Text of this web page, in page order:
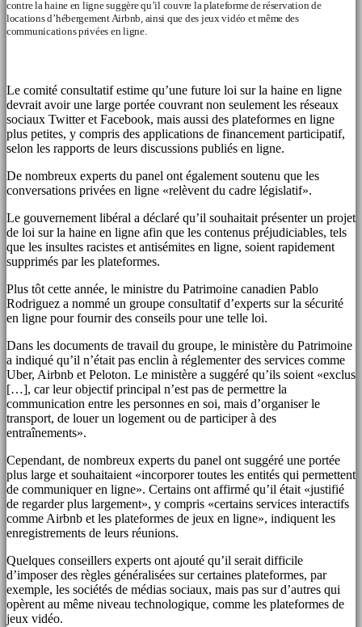
contre la haine en ligne suggère qu’il couvre la plateforme de réservation de
locations d’hébergement Airbnb, ainsi que des jeux vidéo et même des
communications privées en ligne.
Le comité consultatif estime qu’une future loi sur la haine en ligne
devrait avoir une large portée couvrant non seulement les réseaux
sociaux Twitter et Facebook, mais aussi des plateformes en ligne
plus petites, y compris des applications de financement participatif,
selon les rapports de leurs discussions publiés en ligne.
De nombreux experts du panel ont également soutenu que les
conversations privées en ligne «relèvent du cadre législatif».
Le gouvernement libéral a déclaré qu’il souhaitait présenter un projet
de loi sur la haine en ligne afin que les contenus préjudiciables, tels
que les insultes racistes et antisémites en ligne, soient rapidement
supprimés par les plateformes.
Plus tôt cette année, le ministre du Patrimoine canadien Pablo
Rodriguez a nommé un groupe consultatif d’experts sur la sécurité
en ligne pour fournir des conseils pour une telle loi.
Dans les documents de travail du groupe, le ministère du Patrimoine
a indiqué qu’il n’était pas enclin à réglementer des services comme
Uber, Airbnb et Peloton. Le ministère a suggéré qu’ils soient «exclus
[…], car leur objectif principal n’est pas de permettre la
communication entre les personnes en soi, mais d’organiser le
transport, de louer un logement ou de participer à des
entraînements».
Cependant, de nombreux experts du panel ont suggéré une portée
plus large et souhaitaient «incorporer toutes les entités qui permettent
de communiquer en ligne». Certains ont affirmé qu’il était «justifié
de regarder plus largement», y compris «certains services interactifs
comme Airbnb et les plateformes de jeux en ligne», indiquent les
enregistrements de leurs réunions.
Quelques conseillers experts ont ajouté qu’il serait difficile
d’imposer des règles généralisées sur certaines plateformes, par
exemple, les sociétés de médias sociaux, mais pas sur d’autres qui
opèrent au même niveau technologique, comme les plateformes de
jeux vidéo.